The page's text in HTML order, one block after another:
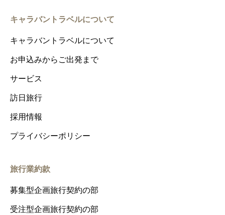
キャラバントラベルについて
キャラバントラベルについて
お申込みからご出発まで
サービス
訪日旅行
採用情報
プライバシーポリシー
旅行業約款
募集型企画旅行契約の部
受注型企画旅行契約の部